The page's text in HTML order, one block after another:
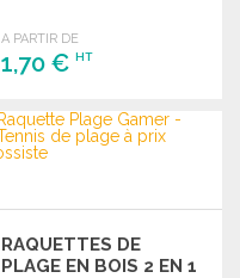
A PARTIR DE
1,70 €HT
COMMANDER
Demander un devis
RAQUETTES DE
PLAGE EN BOIS 2 EN 1